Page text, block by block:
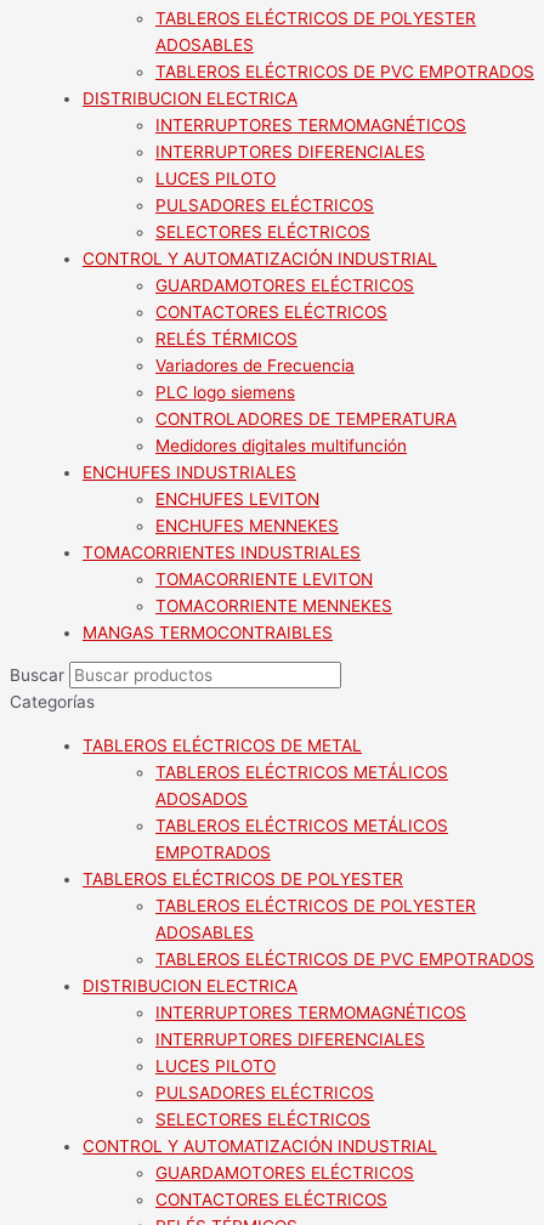
TABLEROS ELÉCTRICOS DE POLYESTER
ADOSABLES
TABLEROS ELÉCTRICOS DE PVC EMPOTRADOS
DISTRIBUCION ELECTRICA
INTERRUPTORES TERMOMAGNÉTICOS
INTERRUPTORES DIFERENCIALES
LUCES PILOTO
PULSADORES ELÉCTRICOS
SELECTORES ELÉCTRICOS
CONTROL Y AUTOMATIZACIÓN INDUSTRIAL
GUARDAMOTORES ELÉCTRICOS
CONTACTORES ELÉCTRICOS
RELÉS TÉRMICOS
Variadores de Frecuencia
PLC logo siemens
CONTROLADORES DE TEMPERATURA
Medidores digitales multifunción
ENCHUFES INDUSTRIALES
ENCHUFES LEVITON
ENCHUFES MENNEKES
TOMACORRIENTES INDUSTRIALES
TOMACORRIENTE LEVITON
TOMACORRIENTE MENNEKES
MANGAS TERMOCONTRAIBLES
Buscar
Categorías
TABLEROS ELÉCTRICOS DE METAL
TABLEROS ELÉCTRICOS METÁLICOS
ADOSADOS
TABLEROS ELÉCTRICOS METÁLICOS
EMPOTRADOS
TABLEROS ELÉCTRICOS DE POLYESTER
TABLEROS ELÉCTRICOS DE POLYESTER
ADOSABLES
TABLEROS ELÉCTRICOS DE PVC EMPOTRADOS
DISTRIBUCION ELECTRICA
INTERRUPTORES TERMOMAGNÉTICOS
INTERRUPTORES DIFERENCIALES
LUCES PILOTO
PULSADORES ELÉCTRICOS
SELECTORES ELÉCTRICOS
CONTROL Y AUTOMATIZACIÓN INDUSTRIAL
GUARDAMOTORES ELÉCTRICOS
CONTACTORES ELÉCTRICOS